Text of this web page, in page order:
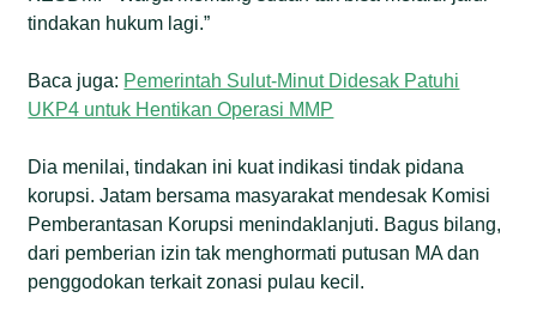
tindakan hukum lagi.”
Baca juga: Pemerintah Sulut-Minut Didesak Patuhi
UKP4 untuk Hentikan Operasi MMP
Dia menilai, tindakan ini kuat indikasi tindak pidana
korupsi. Jatam bersama masyarakat mendesak Komisi
Pemberantasan Korupsi menindaklanjuti. Bagus bilang,
dari pemberian izin tak menghormati putusan MA dan
penggodokan terkait zonasi pulau kecil.